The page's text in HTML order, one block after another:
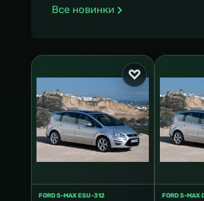
Все новинки
FORD S-MAX ESU-312 FORD S-MAX